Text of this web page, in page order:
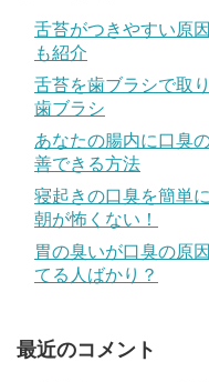
舌苔がつきやすい原
も紹介
舌苔を歯ブラシで取
歯ブラシ
あなたの腸内に口臭
善できる方法
寝起きの口臭を簡単
朝が怖くない！
胃の臭いが口臭の原
てる人ばかり？
最近のコメント